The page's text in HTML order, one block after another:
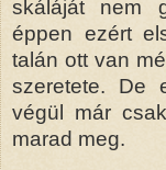
skáláját nem
éppen ezért
talán ott van
szeretete. De
végül már
marad meg.